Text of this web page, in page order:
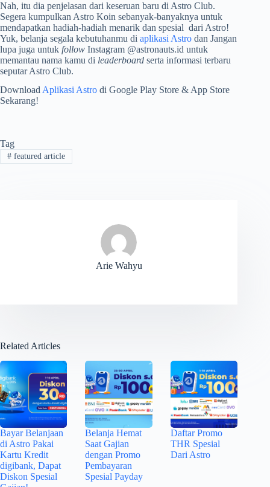
Nah, itu dia penjelasan dari keseruan baru di Astro Club.
Segera kumpulkan Astro Koin sebanyak-banyaknya untuk
mendapatkan hadiah-hadiah menarik dan spesial dari Astro!
Yuk, belanja segala kebutuhanmu di aplikasi Astro dan Jangan
lupa juga untuk follow Instagram @astronauts.id untuk
memantau nama kamu di leaderboard serta informasi terbaru
seputar Astro Club.
Download Aplikasi Astro di Google Play Store & App Store
Sekarang!
Tag
#featured article
Arie Wahyu
Related Articles
Bayar Belanjaan
di Astro Pakai
Kartu Kredit
digibank, Dapat
Diskon Spesial
Belanja Hemat
Saat Gajian
dengan Promo
Pembayaran
Spesial Payday
Daftar Promo
THR Spesial
Dari Astro